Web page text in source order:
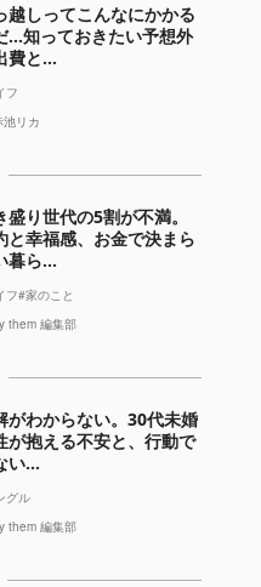
越しってこんなにかかる
…知っておきたい予想外
費と...
フ
リカ
盛り世代の5割が不満。
と幸福感、お金で決まら
暮ら...
フ#家のこと
them 編集部
がわからない。30代未婚
が抱える不安と、行動で
い...
グル
them 編集部